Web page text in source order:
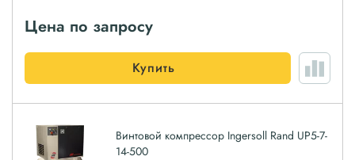
Цена по запросу
Купить
Винтовой компрессор Ingersoll Rand UP5-7-
14-500